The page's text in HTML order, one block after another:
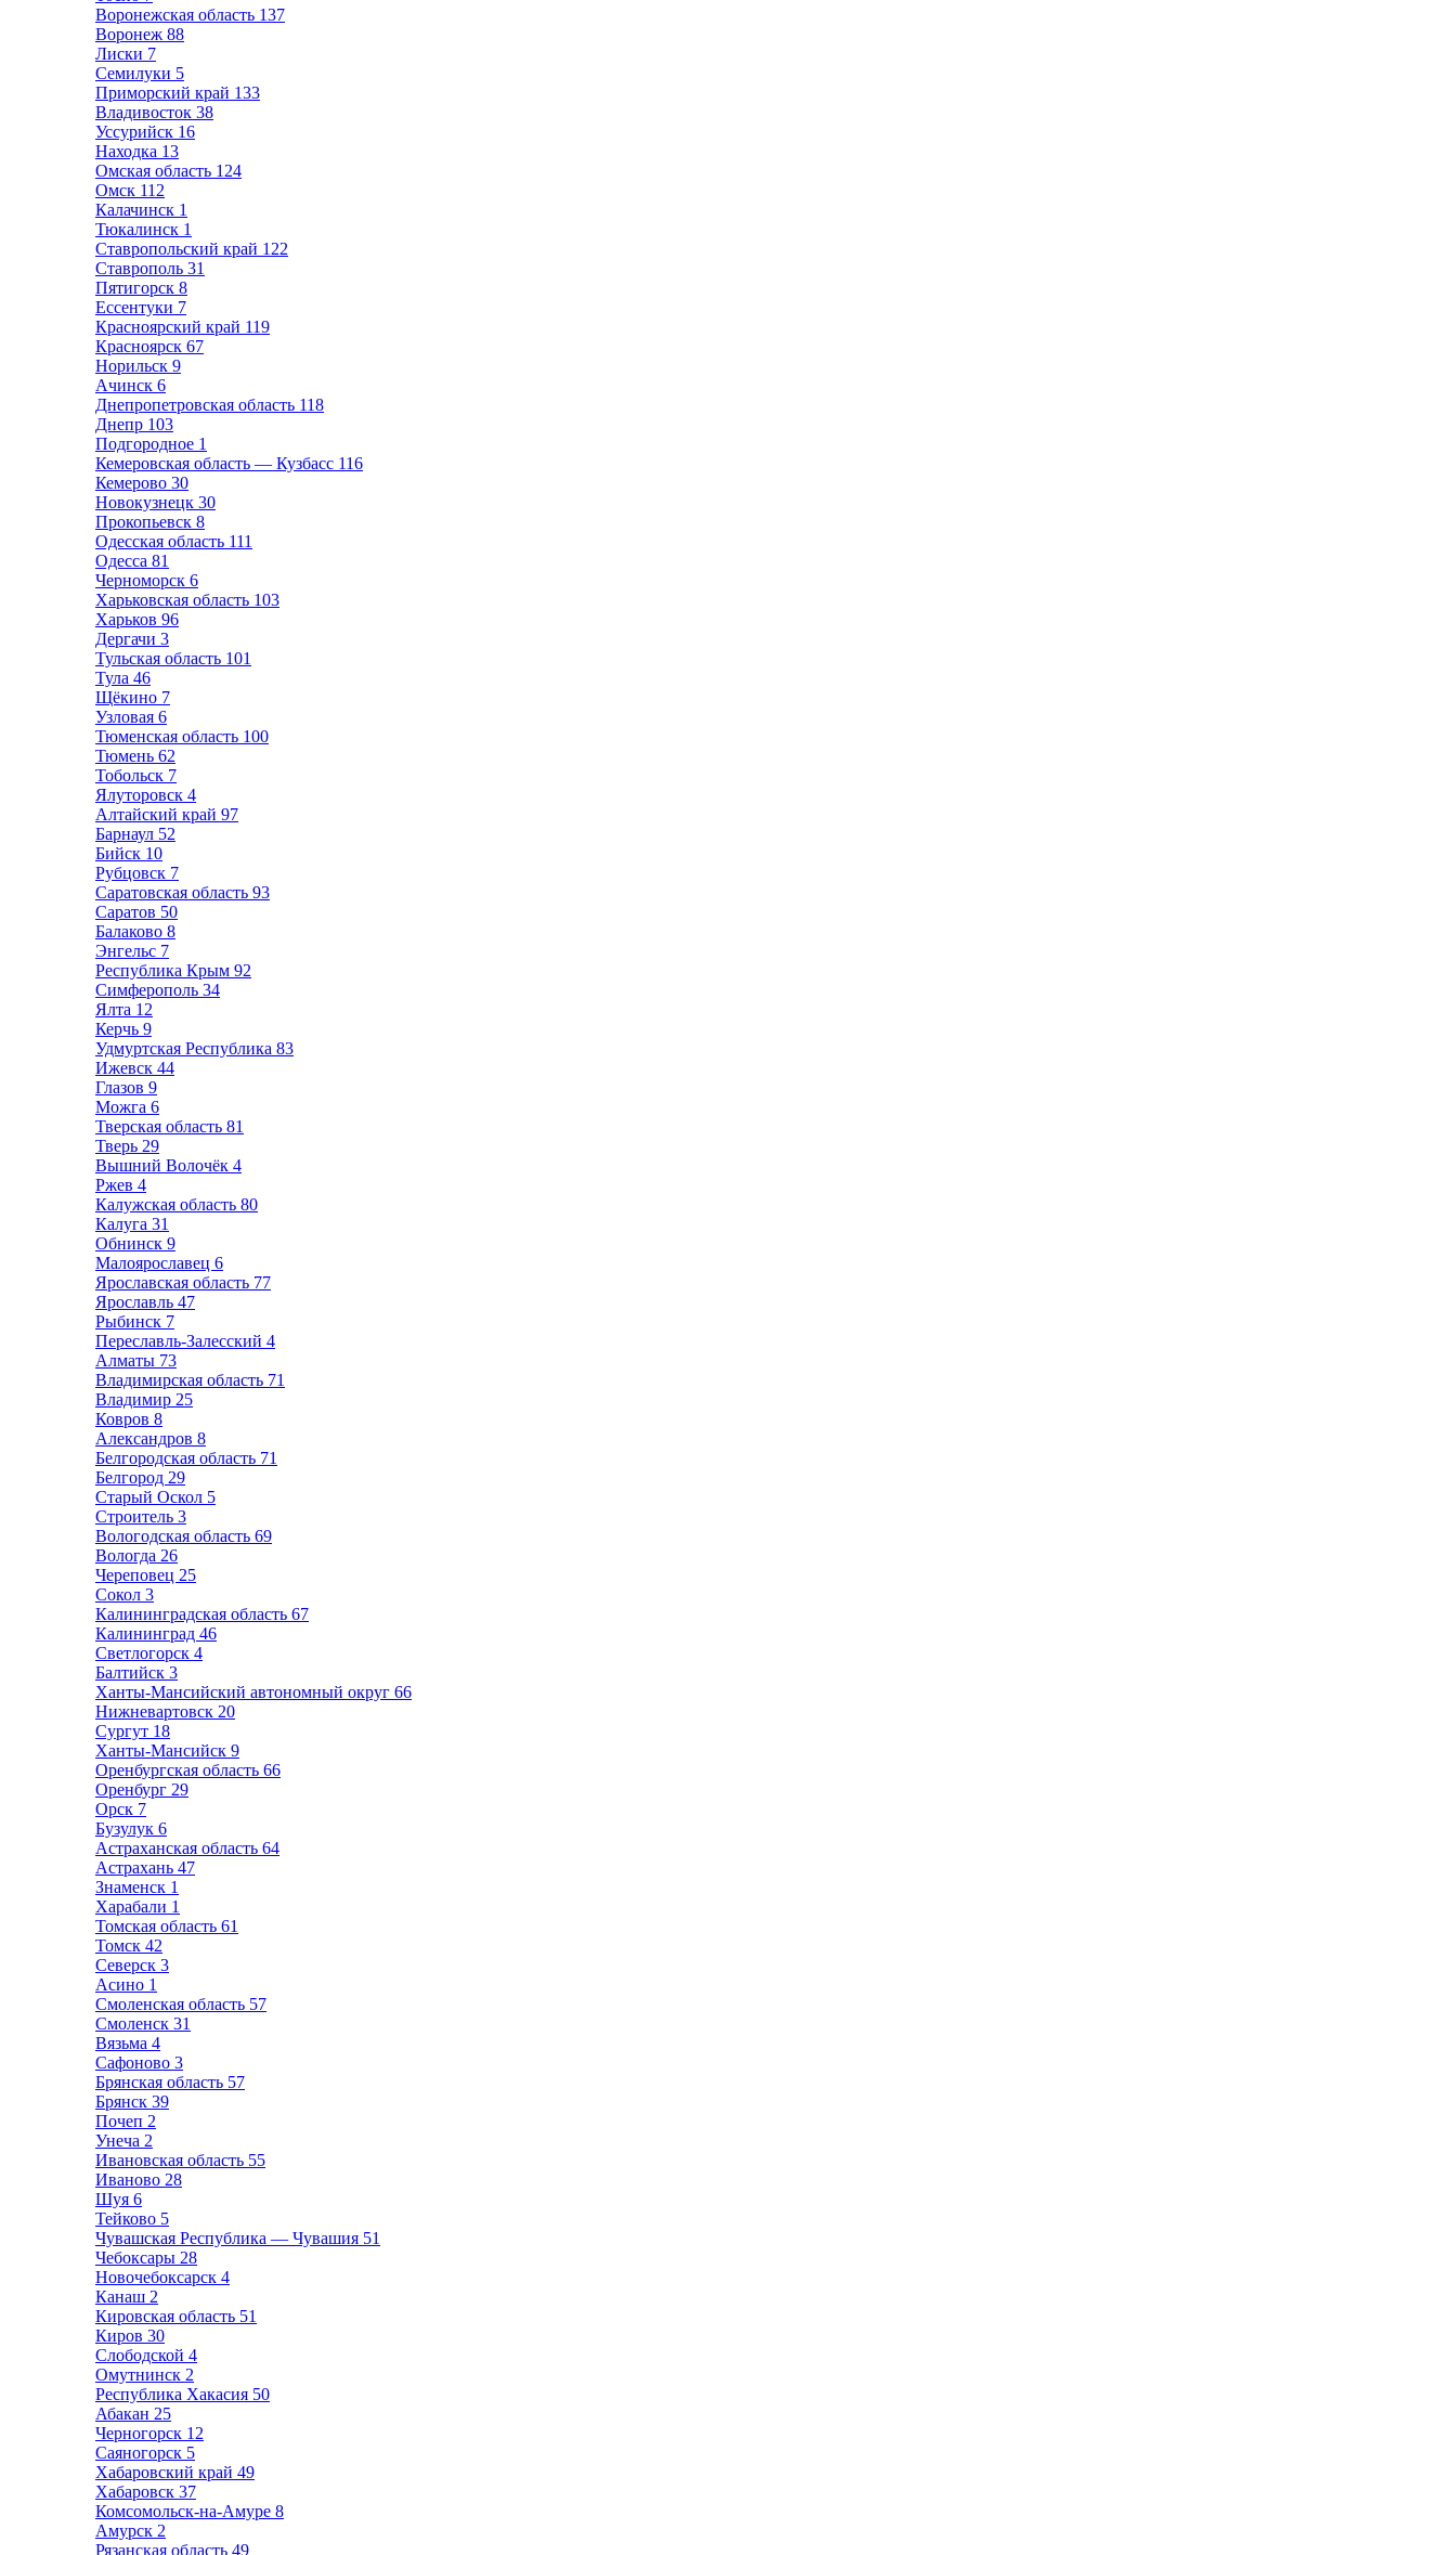
Воронежская область 137
Воронеж 88
Лиски 7
Семилуки 5
Приморский край 133
Владивосток 38
Уссурийск 16
Находка 13
Омская область 124
Омск 112
Калачинск 1
Тюкалинск 1
Ставропольский край 122
Ставрополь 31
Пятигорск 8
Ессентуки 7
Красноярский край 119
Красноярск 67
Норильск 9
Ачинск 6
Днепропетровская область 118
Днепр 103
Подгородное 1
Кемеровская область — Кузбасс 116
Кемерово 30
Новокузнецк 30
Прокопьевск 8
Одесская область 111
Одесса 81
Черноморск 6
Харьковская область 103
Харьков 96
Дергачи 3
Тульская область 101
Тула 46
Щёкино 7
Узловая 6
Тюменская область 100
Тюмень 62
Тобольск 7
Ялуторовск 4
Алтайский край 97
Барнаул 52
Бийск 10
Рубцовск 7
Саратовская область 93
Саратов 50
Балаково 8
Энгельс 7
Республика Крым 92
Симферополь 34
Ялта 12
Керчь 9
Удмуртская Республика 83
Ижевск 44
Глазов 9
Можга 6
Тверская область 81
Тверь 29
Вышний Волочёк 4
Ржев 4
Калужская область 80
Калуга 31
Обнинск 9
Малоярославец 6
Ярославская область 77
Ярославль 47
Рыбинск 7
Переславль-Залесский 4
Алматы 73
Владимирская область 71
Владимир 25
Ковров 8
Александров 8
Белгородская область 71
Белгород 29
Старый Оскол 5
Строитель 3
Вологодская область 69
Вологда 26
Череповец 25
Сокол 3
Калининградская область 67
Калининград 46
Светлогорск 4
Балтийск 3
Ханты-Мансийский автономный округ 66
Нижневартовск 20
Сургут 18
Ханты-Мансийск 9
Оренбургская область 66
Оренбург 29
Орск 7
Бузулук 6
Астраханская область 64
Астрахань 47
Знаменск 1
Харабали 1
Томская область 61
Томск 42
Северск 3
Асино 1
Смоленская область 57
Смоленск 31
Вязьма 4
Сафоново 3
Брянская область 57
Брянск 39
Почеп 2
Унеча 2
Ивановская область 55
Иваново 28
Шуя 6
Тейково 5
Чувашская Республика — Чувашия 51
Чебоксары 28
Новочебоксарск 4
Канаш 2
Кировская область 51
Киров 30
Слободской 4
Омутнинск 2
Республика Хакасия 50
Абакан 25
Черногорск 12
Саяногорск 5
Хабаровский край 49
Хабаровск 37
Комсомольск-на-Амуре 8
Амурск 2
Рязанская область 49